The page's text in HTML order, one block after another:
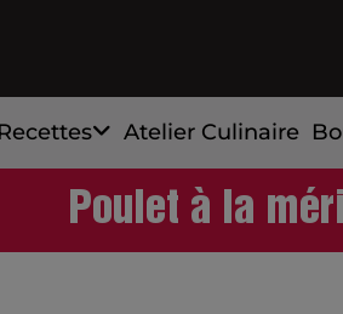
Atelier Culinaire
Poulet à la